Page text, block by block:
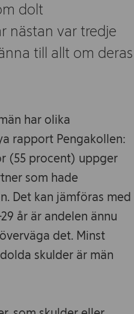
dolt
nästan var tredje
till allt om deras
har olika
rapport Pengakollen:
(55 procent) uppger
som hade
Det kan jämföras med
år är andelen ännu
det. Minst
skulder är män